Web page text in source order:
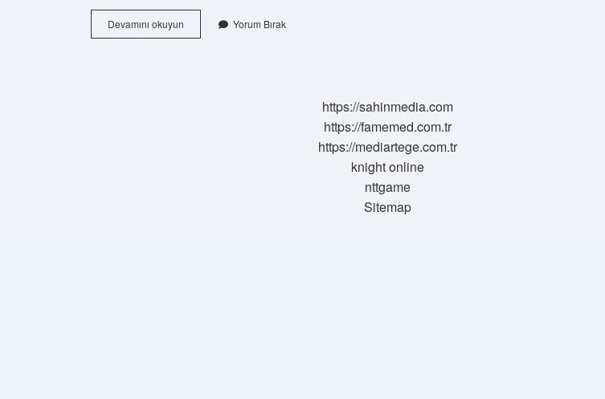
Devamını okuyun
Iyi
Yorum Bırak
https://sahinmedia.com
https://famemed.com.tr
https://mediartege.com.tr
knight online
nttgame
Sitemap